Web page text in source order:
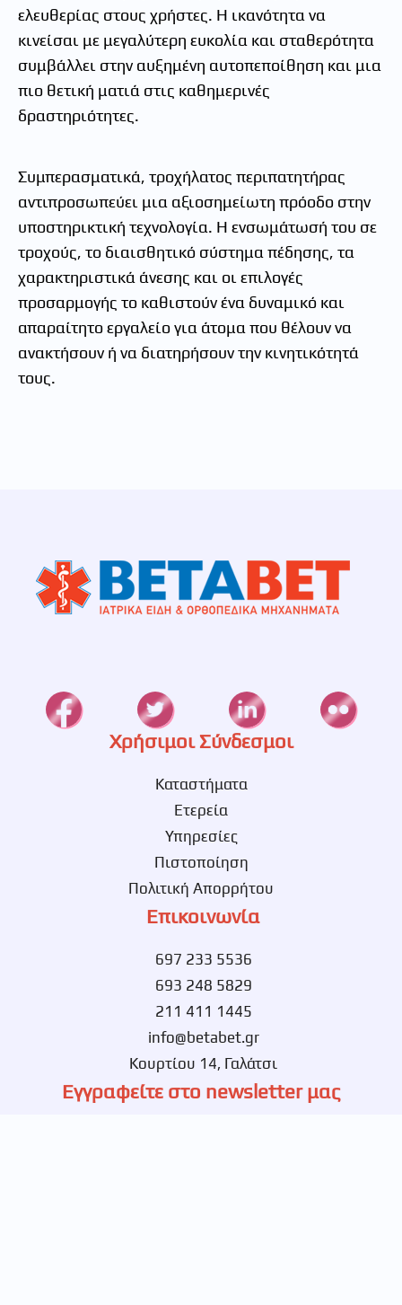
ελευθερίας στους χρήστες. Η ικανότητα να
κινείσαι με μεγαλύτερη ευκολία και σταθερότητα
συμβάλλει στην αυξημένη αυτοπεποίθηση και μια
πιο θετική ματιά στις καθημερινές
δραστηριότητες.
Συμπερασματικά, τροχήλατος περιπατητήρας
αντιπροσωπεύει μια αξιοσημείωτη πρόοδο στην
υποστηρικτική τεχνολογία. Η ενσωμάτωσή του σε
τροχούς, το διαισθητικό σύστημα πέδησης, τα
χαρακτηριστικά άνεσης και οι επιλογές
προσαρμογής το καθιστούν ένα δυναμικό και
απαραίτητο εργαλείο για άτομα που θέλουν να
ανακτήσουν ή να διατηρήσουν την κινητικότητά
τους.
Χρήσιμοι Σύνδεσμοι
Καταστήματα
Ετερεία
Υπηρεσίες
Πιστοποίηση
Πολιτική Απορρήτου
Επικοινωνία
697 233 5536
693 248 5829
211 411 1445
info@betabet.gr
Κουρτίου 14, Γαλάτσι
Εγγραφείτε στο newsletter μας